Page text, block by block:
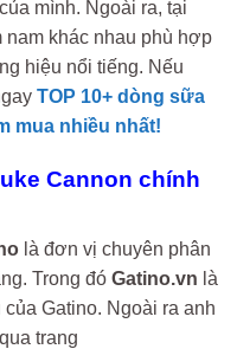
mình. Ngoài ra, tại
nam khác nhau phù hợp
hiệu nổi tiếng. Nếu
TOP 10+ dòng sữa
mua nhiều nhất!
Cannon chính
là đơn vị chuyên phân
Trong đó Gatino.vn là
Gatino. Ngoài ra anh
trang